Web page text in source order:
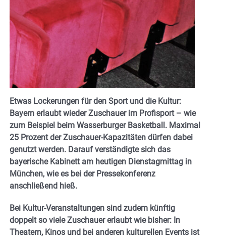
Etwas Lockerungen für den Sport und die Kultur:
Bayern erlaubt wieder Zuschauer im Profisport – wie
zum Beispiel beim Wasserburger Basketball. Maximal
25 Prozent der Zuschauer-Kapazitäten dürfen dabei
genutzt werden. Darauf verständigte sich das
bayerische Kabinett am heutigen Dienstagmittag in
München, wie es bei der Pressekonferenz
anschließend hieß.
Bei Kultur-Veranstaltungen sind zudem künftig
doppelt so viele Zuschauer erlaubt wie bisher: In
Theatern, Kinos und bei anderen kulturellen Events ist